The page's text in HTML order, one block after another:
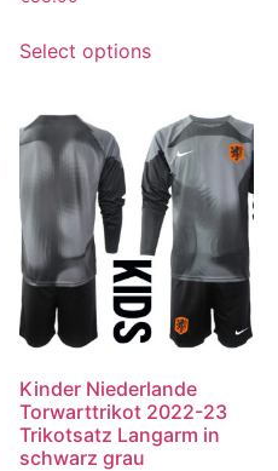
Select options
Kinder Niederlande
Torwarttrikot 2022-23
Trikotsatz Langarm in
schwarz grau